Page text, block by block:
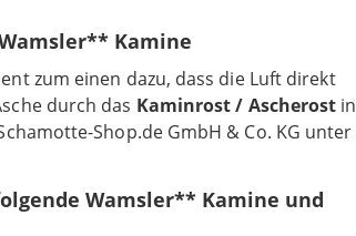
Kamine
zum einen dazu, dass die Luft direkt
durch das Kaminrost / Ascherost in
Shop.de GmbH & Co. KG unter
Wamsler** Kamine und